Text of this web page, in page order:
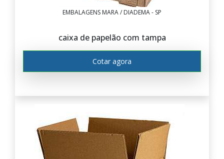
EMBALAGENS MARA / DIADEMA - SP
caixa de papelão com tampa
Cotar agora